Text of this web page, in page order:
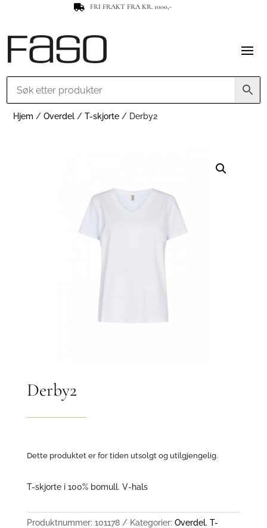
 FRI FRAKT FRA KR. 1000,-
Hjem /Overdel /T-skjorte / Derby2
Derby2
Dette produktet er for tiden utsolgt og utilgjengelig.
T-skjorte i 100% bomull. V-hals
Produktnummer: 101178 Kategorier: Overdel, T-